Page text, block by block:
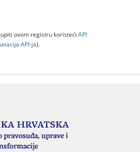
ovom registru koristeći API
API-jа).